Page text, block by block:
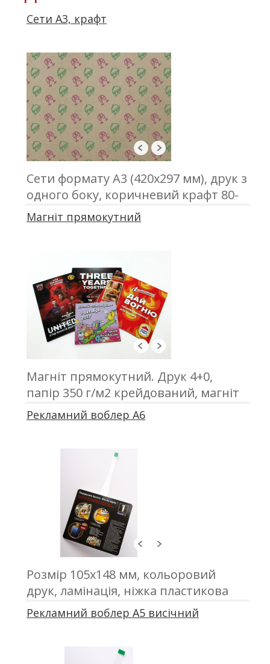
Сети А3, крафт
Сети формату А3 (420х297 мм), друк з
одного боку, коричневий крафт 80-
90 г/м2
Магніт прямокутний
Магніт прямокутний. Друк 4+0,
папір 350 г/м2 крейдований, магніт
вініловий товщиною 0,7 мм,
кашировка
Рекламний воблер А6
Розмір 105х148 мм, кольоровий
друк, ламінація, ніжка пластикова
150 мм, скотч для кріплення
Рекламний воблер А5 висічний